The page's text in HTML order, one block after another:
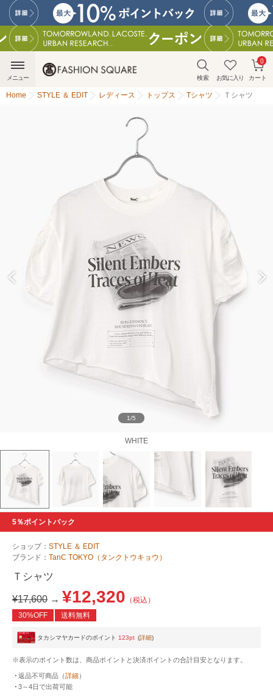
検索 お気に入り カート
0
メニュー
Home STYLE ＆ EDIT レディース トップス Tシャツ Ｔシャツ
WHITE
1/5
5％ポイントバック
ショップ： STYLE ＆ EDIT
ブランド： TanC TOKYO（タンクトウキョウ）
Ｔシャツ
¥17,600 → ¥12,320 （税込）
30%OFF
送料無料
タカシマヤカードのポイント 123pt (詳細)
※表示のポイント数は、商品ポイントと決済ポイントの合計目安となります。
返品不可商品 （詳細）
3～4日で出荷可能